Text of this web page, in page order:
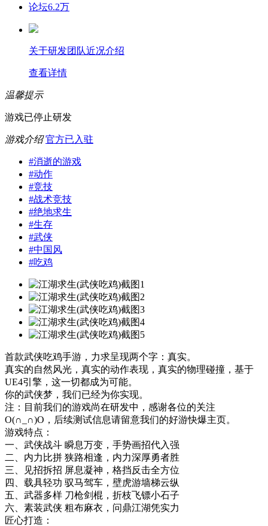
论坛6.2万
关于研发团队近况介绍
查看详情
温馨提示
游戏已停止研发
游戏介绍 官方已入驻
#消逝的游戏
#动作
#竞技
#战术竞技
#绝地求生
#生存
#武侠
#中国风
#吃鸡
首款武侠吃鸡手游，力求呈现两个字：真实。
真实的自然风光，真实的动作表现，真实的物理碰撞，基于
UE4引擎，这一切都成为可能。
你的武侠梦，我们已经为你实现。
注：目前我们的游戏尚在研发中，感谢各位的关注
O(∩_∩)O，后续测试信息请留意我们的好游快爆主页。
游戏特点：
一、武侠战斗 瞬息万变，手势画招代入强
二、内力比拼 狭路相逢，内力深厚勇者胜
三、见招拆招 屏息凝神，格挡反击全方位
四、载具轻功 驭马驾车，壁虎游墙梯云纵
五、武器多样 刀枪剑棍，折枝飞镖小石子
六、素装武侠 粗布麻衣，问鼎江湖凭实力
匠心打造：